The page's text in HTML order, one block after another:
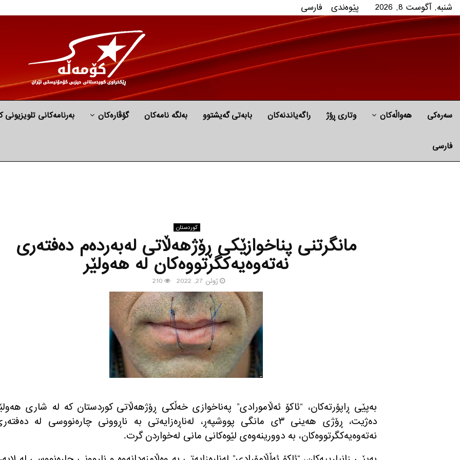
شنبه, آگوست 8, 2026 پێوه‌ندی فارسی
سەرەکی هه‌واڵه‌کان وتاری ڕۆژ راگه‌یاندنه‌كان بابه‌تی گه‌یشتوو به‌لگه‌ نامه‌كان گۆڤارەکان بەرنامەکانی تلویزیونی
فارسی
كوردستان
مانگرتنی پناخوازێكی ڕۆژهه‌ڵاتی له‌به‌رده‌م ده‌فته‌ری
نه‌ته‌وه‌یه‌كگرتووه‌كان له‌ هه‌ولێر
ژوئن 27, 2022 210
به‌پێی ڕاپۆرته‌كان، “ئاکۆ ئەڵامورادى” پەناخوازى خه‌ڵكی ڕۆژهەڵاتى کوردستان کە لە شارى
دەژیت، ڕۆژى هەینى ٣ی مانگی پووشپه‌ڕ، له‌ناڕه‌زایه‌تی به‌ ناڕوونی چاره‌نووسی له‌
نه‌ته‌وه‌یه‌كگرتووه‌كان، بە دوورینەوەى لێوەکانى مانى لەخواردن گرت.